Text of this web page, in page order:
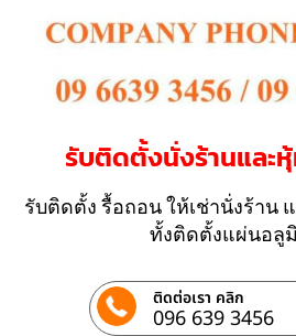
รับติดตั้งนั่งร้านและ
รับติดตั้ง รื้อถอน ให้เช่านั่งร้าน
ทั้งติดตั้งแผ่นอลู
ติดต่อเรา คลิก
096 639 3456